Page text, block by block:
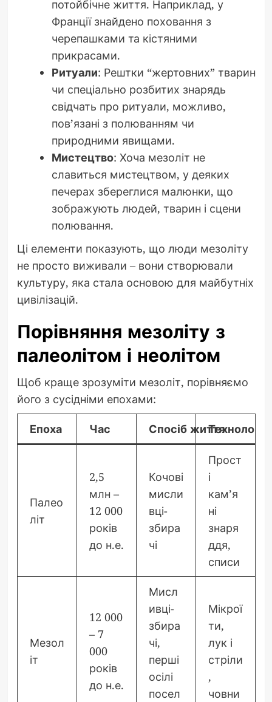
потойбічне життя. Наприклад, у
Франції знайдено поховання з
черепашками та кістяними
прикрасами.
Ритуали: Рештки “жертовних” тварин
чи спеціально розбитих знарядь
свідчать про ритуали, можливо,
пов’язані з полюванням чи
природними явищами.
Мистецтво: Хоча мезоліт не
славиться мистецтвом, у деяких
печерах збереглися малюнки, що
зображують людей, тварин і сцени
полювання.
Ці елементи показують, що люди мезоліту
не просто виживали – вони створювали
культуру, яка стала основою для майбутніх
цивілізацій.
Порівняння мезоліту з
палеолітом і неолітом
Щоб краще зрозуміти мезоліт, порівняємо
його з сусідніми епохами:
Епоха Час Спосіб життяТехнології
Палео
літ
2,5
млн –
12 000
років
до н.е.
Кочові
мисли
вці-
збира
чі
Прост
і
кам’я
ні
знаря
ддя,
списи
Мезол
іт
12 000
– 7
000
років
до н.е.
Мисл
ивці-
збира
чі,
перші
осілі
посел
Мікрої
ти,
лук і
стріли
,
човни